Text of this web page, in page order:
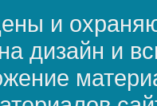
и
дизайн и